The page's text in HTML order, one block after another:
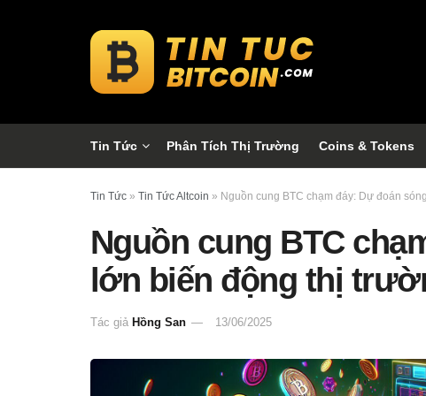
Tin Tức Phân Tích Thị Trường Coins & Tokens
Tin Tức » Tin Tức Altcoin » Nguồn cung BTC chạm đáy: Dự đoán
Nguồn cung BTC
lớn biến động thị
Tác giả Hồng San 13/06/2025